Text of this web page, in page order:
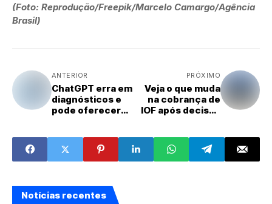
(Foto: Reprodução/Freepik/Marcelo Camargo/Agência
Brasil)
ANTERIOR
ChatGPT erra em
diagnósticos e
pode oferecer
PRÓXIMO
Veja o que muda
na cobrança de
IOF após decisão
Notícias recentes